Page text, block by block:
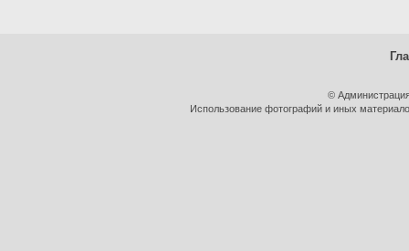
©
Использование фотографий и иных